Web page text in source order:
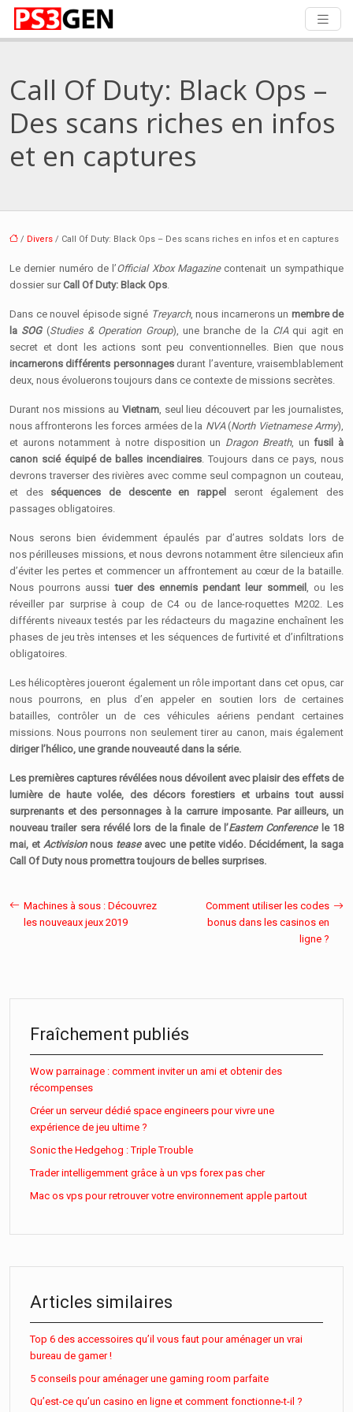
Call Of Duty: Black Ops –
Des scans riches en infos
et en captures
/ Divers / Call Of Duty: Black Ops – Des scans riches en infos et en captures
Le dernier numéro de l’Official Xbox Magazinecontenait un sympathique
dossier surCall Of Duty: Black Ops
Dans ce nouvel épisode signé Treyarch, nous incarnerons un membre de
la SOG (Studies & Operation Group), une branche de la CIA qui agit en
secret et dont les actions sont peu conventionnelles. Bien que nous
incarnerons différents personnagesdurant l’aventure, vraisemblablement
deux, nous évoluerons toujours dans ce contexte de missions secrètes.
Durant nos missions au Vietnam, seul lieu découvert par les journalistes,
nous affronterons les forces armées de la NVA(North Vietnamese Army),
et aurons notamment à notre disposition un Dragon Breath, unfusil à
canon scié équipé de balles incendiaires . Toujours dans ce pays, nous
devrons traverser des rivières avec comme seul compagnon un couteau,
et des séquences de descente en rappel seront également des
passages obligatoires.
Nous serons bien évidemment épaulés par d’autres soldats lors de
nos périlleuses missions, et nous devrons notamment être silencieux afin
d’éviter les pertes et commencer un affrontement au cœur de la bataille.
Nous pourrons aussituer des ennemis pendant leur sommeil, ou les
réveiller par surprise à coup de C4 ou de lance-roquettes M202. Les
différents niveaux testés par les rédacteurs du magazine enchaînent les
phases de jeu très intenses et les séquences de furtivité et d’infiltrations
obligatoires.
Les hélicoptères joueront également un rôle important dans cet opus, car
nous pourrons, en plus d’en appeler en soutien lors de certaines
batailles, contrôler un de ces véhicules aériens pendant certaines
missions. Nous pourrons non seulement tirer au canon, mais également
diriger l’hélico, une grande nouveauté dans la série.
Les premières captures révélées nous dévoilent avec plaisir des effets de
lumière de haute volée, des décors forestiers et urbains tout aussi
surprenants et des personnages à la carrure imposante. Par ailleurs, un
nouveau trailer sera révélé lors de la finale de l’Eastern Conferencele 18
mai, et Activisionnous tease avec une petite vidéo. Décidément, la saga
Call Of Duty nous promettra toujours de belles surprises.
Machines à sous : Découvrez
les nouveaux jeux 2019
Comment utiliser les codes
bonus dans les casinos en
ligne ?
Fraîchement publiés
Wow parrainage : comment inviter un ami et obtenir des
récompenses
Créer un serveur dédié space engineers pour vivre une
expérience de jeu ultime ?
Sonic the Hedgehog : Triple Trouble
Trader intelligemment grâce à un vps forex pas cher
Mac os vps pour retrouver votre environnement apple partout
Articles similaires
Top 6 des accessoires qu’il vous faut pour aménager un vrai
bureau de gamer !
5 conseils pour aménager une gaming room parfaite
Qu’est-ce qu’un casino en ligne et comment fonctionne-t-il ?